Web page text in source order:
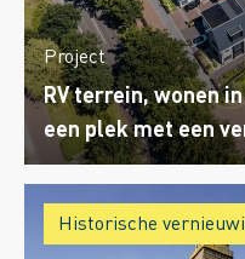
Project
RV terrein, wonen
een plek met een
Historische